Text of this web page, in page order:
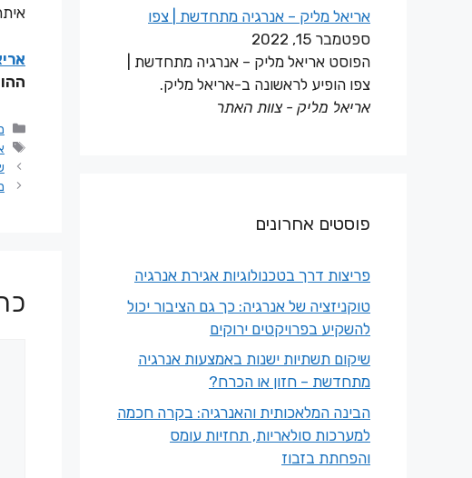
אריאל מליק – אנרגיה מתחדשת | צפו
ספטמבר 15, 2022
הפוסט אריאל מליק – אנרגיה מתחדשת |
צפו הופיע לראשונה ב-אריאל מליק.
אריאל מליק - צוות האתר
פוסטים אחרונים
פריצות דרך בטכנולוגיות אגירת אנרגיה
טוקניזציה של אנרגיה: כך גם הציבור יכול
להשקיע בפרויקטים ירוקים
שיקום תשתיות ישנות באמצעות אנרגיה
מתחדשת – חזון או הכרח?
הבינה המלאכותית והאנרגיה: בקרה חכמה
למערכות סולאריות, תחזיות עומס
והפחתת בזבוז